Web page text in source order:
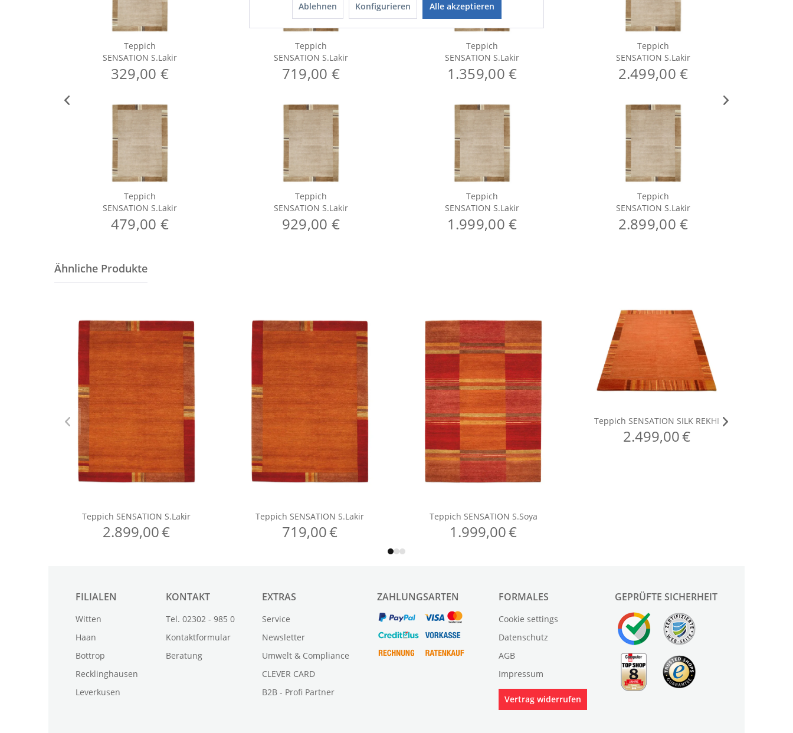
Teppich
SENSATION S.Lakir
329,00 €
Teppich
SENSATION S.Lakir
479,00 €
Teppich
SENSATION S.Lakir
719,00 €
Teppich
SENSATION S.Lakir
929,00 €
Teppich
SENSATION S.Lakir
1.359,00 €
Teppich
SENSATION S.Lakir
1.999,00 €
Teppich
SENSATION S.Lakir
2.499,00 €
Teppich
SENSATION S.Lakir
2.899,00 €
FILIALEN
Witten
Haan
Bottrop
Recklinghausen
Leverkusen
KONTAKT
Tel. 02302 - 985 0
Kontaktformular
Beratung
EXTRAS
Service
Newsletter
Umwelt & Compliance
CLEVER CARD
B2B - Profi Partner
ZAHLUNGSARTEN FORMALES
Cookie settings
Datenschutz
AGB
Impressum
Vertrag widerrufen
GEPRÜFTE SICHERHEIT
Ablehnen Konfigurieren Alle akzeptieren